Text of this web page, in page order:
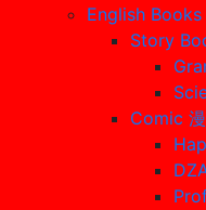
English Books
Story
Comic